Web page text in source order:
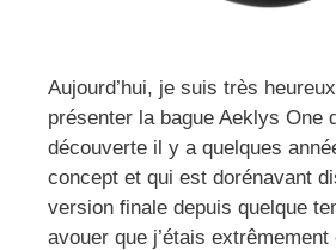
Aujourd’hui, je suis très
présenter la bague Aeklys One
découverte il y a quelques
concept et qui est dorénavant
version finale depuis quelque
avouer que j’étais